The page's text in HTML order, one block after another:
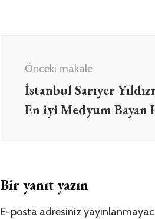
dolaşımı
Önceki makale
İstanbul Sarıyer
En iyi Medyum Bayan
Bir yanıt yazın
E-posta adresiniz